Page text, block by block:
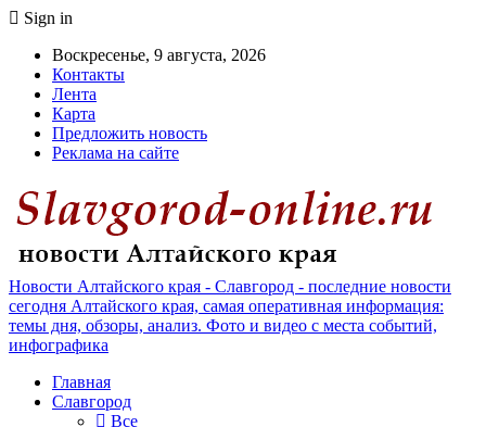
Sign in
Воскресенье, 9 августа, 2026
Контакты
Лента
Карта
Предложить новость
Реклама на сайте
Новости Алтайского края - Славгород - последние новости
сегодня Алтайского края, самая оперативная информация:
темы дня, обзоры, анализ. Фото и видео с места событий,
инфографика
Главная
Славгород
Все